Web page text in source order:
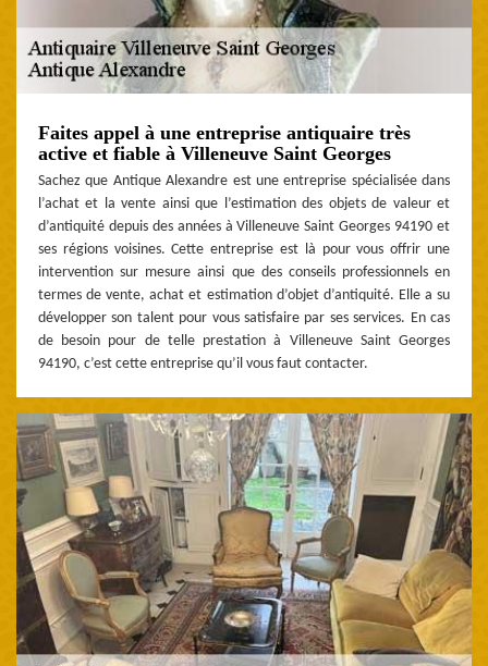
Faites appel à une entreprise antiquaire très
active et fiable à Villeneuve Saint Georges
Sachez que Antique Alexandre est une entreprise spécialisée dans
l’achat et la vente ainsi que l’estimation des objets de valeur et
d’antiquité depuis des années à Villeneuve Saint Georges 94190 et
ses régions voisines. Cette entreprise est là pour vous offrir une
intervention sur mesure ainsi que des conseils professionnels en
termes de vente, achat et estimation d’objet d’antiquité. Elle a su
développer son talent pour vous satisfaire par ses services. En cas
de besoin pour de telle prestation à Villeneuve Saint Georges
94190, c’est cette entreprise qu’il vous faut contacter.